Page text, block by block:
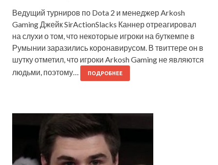
Ведущий турниров по Dota 2 и менеджер Arkosh
Gaming Джейк SirActionSlacks Каннер отреагировал
на слухи о том, что некоторые игроки на буткемпе в
Румынии заразились коронавирусом. В твиттере он в
шутку отметил, что игроки Arkosh Gaming не являются
людьми, поэтому…
ПОДРОБНЕЕ